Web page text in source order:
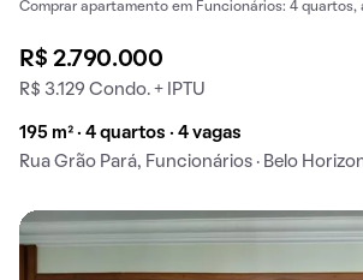
Comprar apartamento em Funcionários: 4 quartos,
R$ 2.790.000
R$ 3.129 Condo. + IPTU
195 m² · 4 quartos · 4 vagas
Rua Grão Pará, Funcionários · Belo